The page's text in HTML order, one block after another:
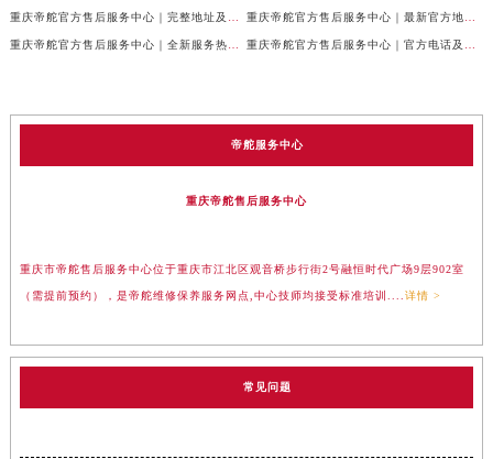
帝舵服务中心
重庆帝舵售后服务中心
重庆市帝舵售后服务中心位于重庆市江北区观音桥步行街2号融恒时代广场9层902室
（需提前预约），是帝舵维修保养服务网点,中心技师均接受标准培训.... 详情 >
常见问题